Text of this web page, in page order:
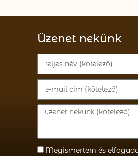
Üzenet nekünk
Megismertem és